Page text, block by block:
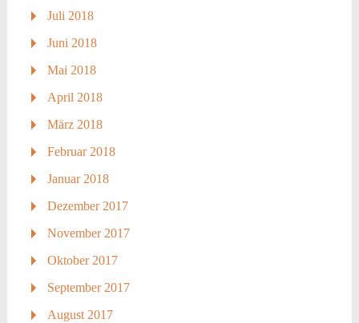
Juli 2018
Juni 2018
Mai 2018
April 2018
März 2018
Februar 2018
Januar 2018
Dezember 2017
November 2017
Oktober 2017
September 2017
August 2017